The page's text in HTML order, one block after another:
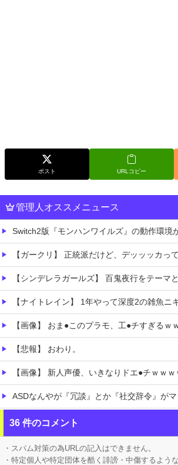
ポスト URLコピー
管理人オススメニュース
Switch2版『モンハンワイルズ』の動作環境
【ガークリ】 正統派だけど、デッッッカって感じの水着のマネ、ラフ
【シンデレラガールズ】 百鬼夜行をテーマとしたPOP UP
【ナイトレイン】 1年やって深度2の雑魚ニ
【画像】 おま●このプラモ、工●チすぎるｗ
【悲報】 おわり。
【画像】 新人声優、いきなりドエ●チｗｗ
ASDなんやが『冗談』とか『社交辞令』が
【画像】 卒業が決定しているホロライブVtuberさん、にじさんじから熱烈
ホロライブ「兎田ぺこら」主催者を暴露した姫森ルーナ「ホロ夏AmongUs」ぺこーら主催！ケモミミリ
36 件のコメント
・スパム対策の為URLの記入はできません。
・特定個人や特定団体を酷く誹謗・中傷するよう